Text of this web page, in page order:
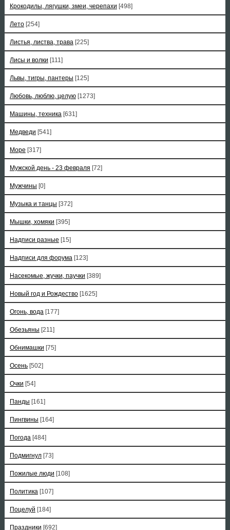
Крокодилы, лягушки, змеи, черепахи [498]
Лето [254]
Листья, листва, трава [225]
Лисы и волки [111]
Львы, тигры, пантеры [125]
Любовь, люблю, целую [1273]
Машины, техника [631]
Медведи [541]
Море [317]
Мужской день - 23 февраля [72]
Мужчины [0]
Музыка и танцы [372]
Мышки, хомяки [395]
Надписи разные [15]
Надписи для форума [123]
Насекомые, жучки, паучки [389]
Новый год и Рождество [1625]
Огонь, вода [177]
Обезьяны [211]
Обнимашки [75]
Осень [502]
Очки [54]
Панды [161]
Пингвины [164]
Погода [484]
Подмигнул [73]
Пожилые люди [108]
Политика [107]
Поцелуй [184]
Праздники [692]